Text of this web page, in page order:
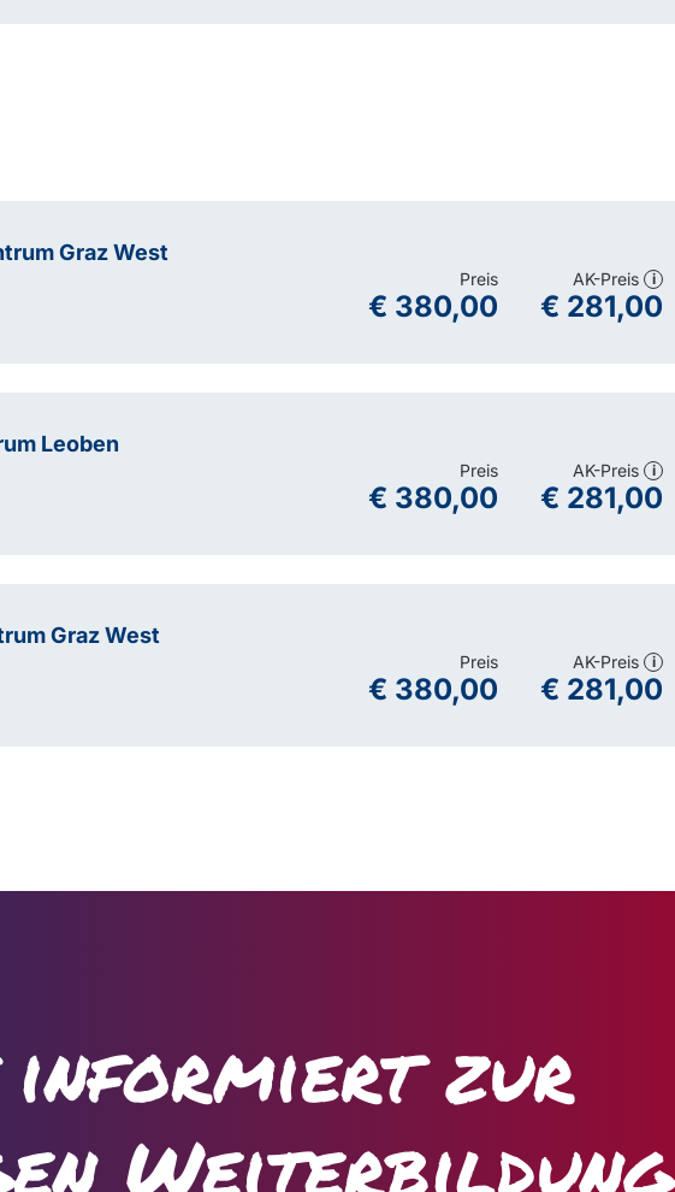
Graz West
AK-Preis i
€ 281,00
Preis
€ 380,00
Leoben
AK-Preis i
€ 281,00
Preis
€ 380,00
Graz West
AK-Preis i
€ 281,00
Preis
€ 380,00
informiert zur
Weiterbildung